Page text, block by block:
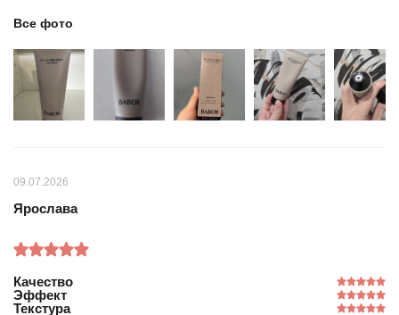
Все фото
09.07.2026
Ярослава
Качество
Эффект
Текстура